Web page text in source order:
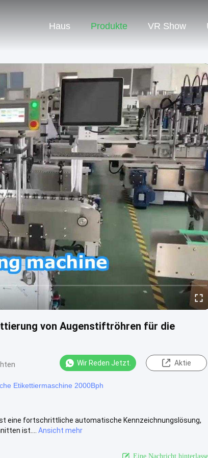
Haus Produkte VR Show
von Augenstiftröhren für die
Wir Reden Jetzt. Aktie
Etikettiermaschine 2000Bph
eine fortschrittliche automatische Kennzeichnungslösung,
ist....
Ansicht mehr
Eine Nachricht